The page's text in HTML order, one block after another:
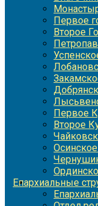
Первое
Второе
Первое
Второе
Епархиальные